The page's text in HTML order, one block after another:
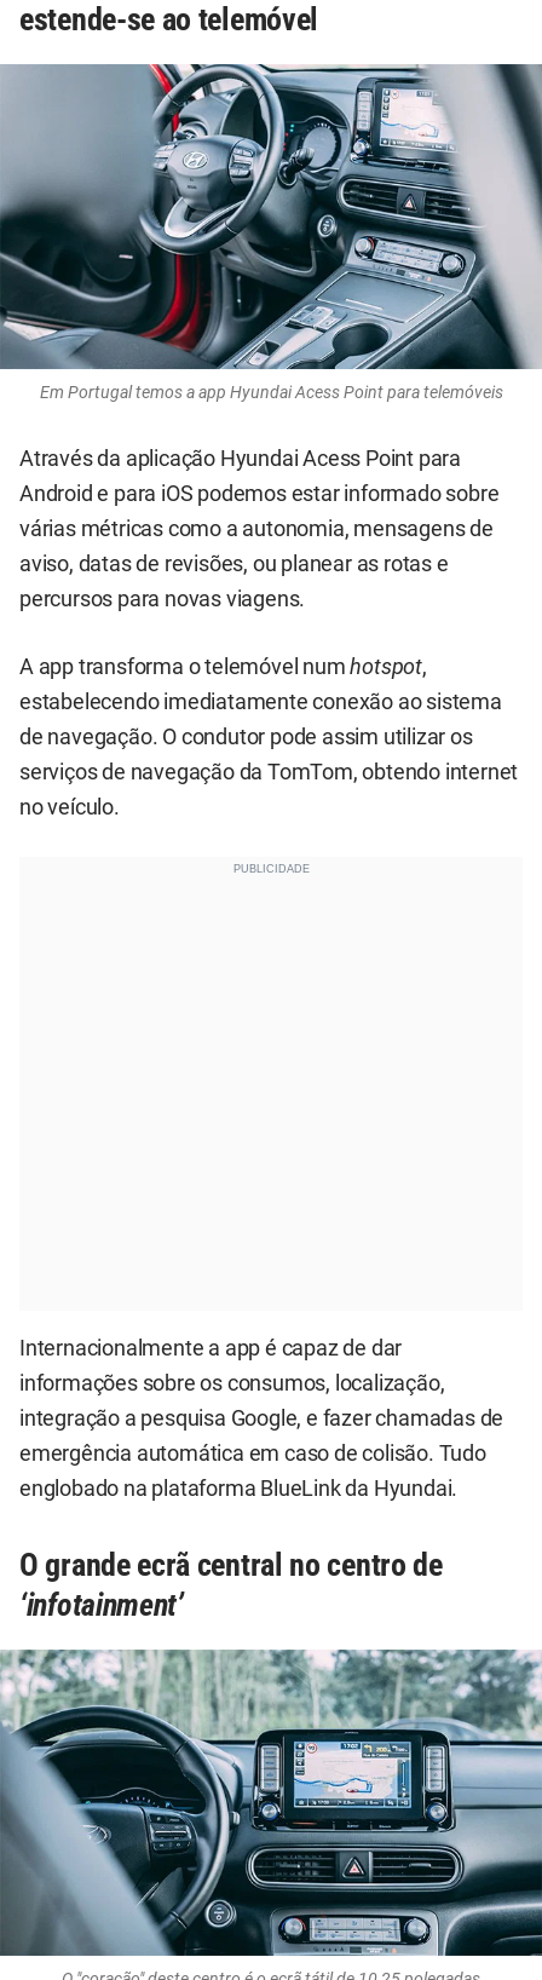
estende-se ao telemóvel
Em Portugal temos a app Hyundai Acess Point para telemóveis
Através da aplicação Hyundai Acess Point para
Android e para iOS podemos estar informado sobre
várias métricas como a autonomia, mensagens de
aviso, datas de revisões, ou planear as rotas e
percursos para novas viagens.
A app transforma o telemóvel numhotspot,
estabelecendo imediatamente conexão ao sistema
de navegação. O condutor pode assim utilizar os
serviços de navegação da TomTom, obtendo internet
no veículo.
Internacionalmente a app é capaz de dar
informações sobre os consumos, localização,
integração a pesquisa Google, e fazer chamadas de
emergência automática em caso de colisão. Tudo
englobado na plataforma BlueLink da Hyundai.
O grande ecrã central no centro de
‘infotainment’